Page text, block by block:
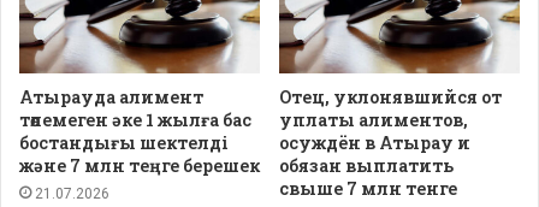
Атырауда алимент
төлемеген әке 1 жылға бас
бостандығы шектелді
және 7 млн теңге берешек
21.07.2026
Отец, уклонявшийся от
уплаты алиментов,
осуждён в Атырау и
обязан выплатить
свыше 7 млн тенге